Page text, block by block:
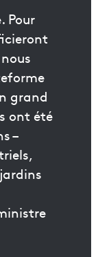
Pour
grand
ont été
–